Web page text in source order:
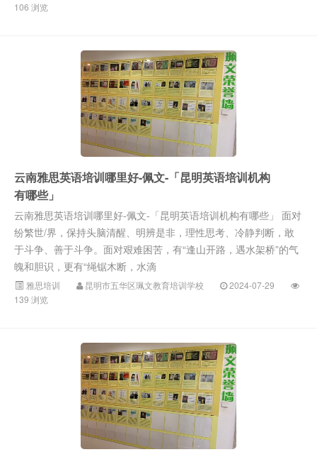
106 浏览
云南雅思英语培训哪里好-佩文-「昆明英语培训机构
有哪些」
云南雅思英语培训哪里好-佩文-「昆明英语培训机构有哪些」 面对
纷繁世/界，保持头脑清醒、明辨是非，理性思考、冷静判断，敢
于斗争、善于斗争。面对艰难困苦，有“逢山开路，遇水架桥”的气
魄和胆识，更有“绳锯木断，水滴
雅思培训 昆明市五华区珮文教育培训学校
2024-07-29
139 浏览